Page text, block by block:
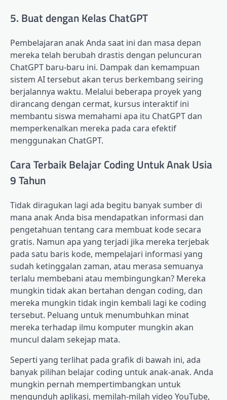
5. Buat dengan Kelas ChatGPT
Pembelajaran anak Anda saat ini dan masa depan
mereka telah berubah drastis dengan peluncuran
ChatGPT baru-baru ini. Dampak dan kemampuan
sistem AI tersebut akan terus berkembang seiring
berjalannya waktu. Melalui beberapa proyek yang
dirancang dengan cermat, kursus interaktif ini
membantu siswa memahami apa itu ChatGPT dan
memperkenalkan mereka pada cara efektif
menggunakan ChatGPT.
Cara Terbaik Belajar Coding Untuk Anak Usia
9 Tahun
Tidak diragukan lagi ada begitu banyak sumber di
mana anak Anda bisa mendapatkan informasi dan
pengetahuan tentang cara membuat kode secara
gratis. Namun apa yang terjadi jika mereka terjebak
pada satu baris kode, mempelajari informasi yang
sudah ketinggalan zaman, atau merasa semuanya
terlalu membebani atau membingungkan? Mereka
mungkin tidak akan bertahan dengan coding, dan
mereka mungkin tidak ingin kembali lagi ke coding
tersebut. Peluang untuk menumbuhkan minat
mereka terhadap ilmu komputer mungkin akan
muncul dalam sekejap mata.
Seperti yang terlihat pada grafik di bawah ini, ada
banyak pilihan belajar coding untuk anak-anak. Anda
mungkin pernah mempertimbangkan untuk
mengunduh aplikasi, memilah-milah video YouTube,